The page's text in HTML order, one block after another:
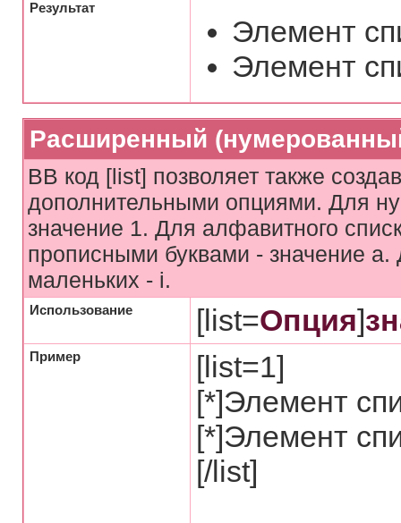
Результат
Элемент
Элемент
Расширенный
BB код [list] позволяет также
дополнительными опциями. Для
значение 1. Для алфавитного
прописными буквами - значение
маленьких - i.
Использование [list=Опция]
Пример
[list=1]
[*]Элемент
[*]Элемент
[/list]